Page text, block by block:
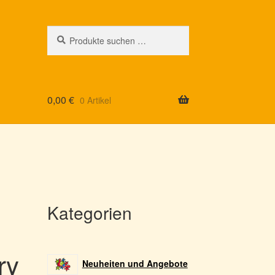
nach:
0,00 € 0 Artikel
Kategorien
Neuheiten und Angebote